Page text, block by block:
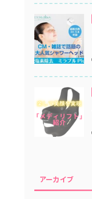
アーカイブ